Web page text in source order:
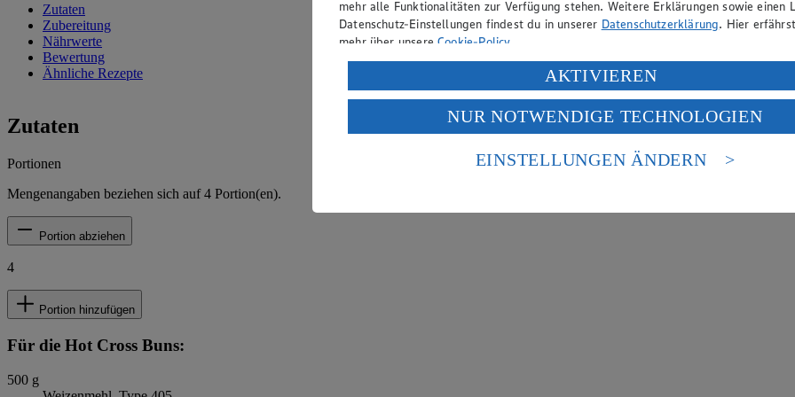
Zutaten
Zubereitung
Nährwerte
Bewertung
Ähnliche Rezepte
Zutaten
Portionen
Mengenangaben beziehen sich auf4 Portion(en).
Portion abziehen
4
Portion hinzufügen
Für die Hot Cross Buns:
500 g
mehr alle Funktionalitäten zur Verfügung stehen. Weitere Erklärungen sowie einen
Datenschutz-Einstellungen findest du in unserer Datenschutzerklärung. Hier
mehr über unsereCookie-Policy.
Verarbeitung deiner personenbezogenen Daten in den USA durch Facebook und
Wenn du auf „Aktivieren“ klickst, willigst du im Sinne des Art. 49 Abs. 1 Satz 1 lit.
ein, dass deine Daten in den USA verarbeitet werden. Der EuGH sieht die USA als
einem nach europäischen Standards nicht angemessenen Datenschutzniveau an. Es
Risiko eines Zugriffs durch US-amerikanische Behörden.
AKTIVIEREN
NUR NOTWENDIGE TECHNOLOGIEN
EINSTELLUNGEN ÄNDERN